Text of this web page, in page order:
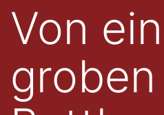
Von
groben